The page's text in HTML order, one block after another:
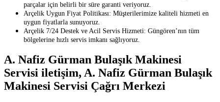
parçalar için belirli bir süre garanti veriyoruz.
Arçelik Uygun Fiyat Politikası: Müşterilerimize kaliteli hizmeti en
uygun fiyatlarla sunuyoruz.
Arçelik 7/24 Destek ve Acil Servis Hizmeti: Güngören’nın tüm
bölgelerine hızlı servis imkanı sağlıyoruz.
A. Nafiz Gürman Bulaşık Makinesi
Servisi iletişim, A. Nafiz Gürman Bulaşık
Makinesi Servisi Çağrı Merkezi